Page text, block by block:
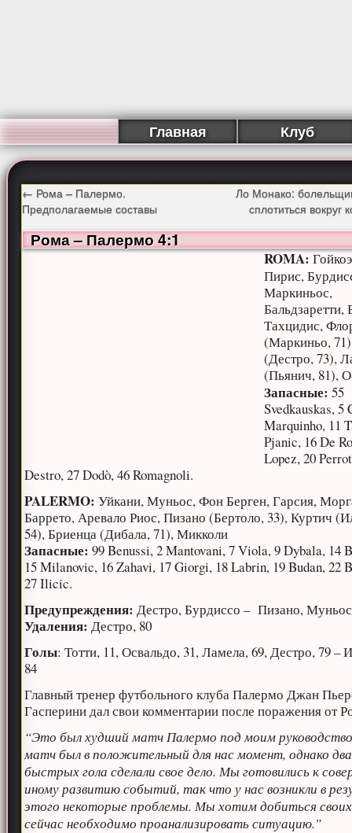
Главная Клуб
← Рома – Палермо.
Предполагаемые составы
Ло Монако:
сплотиться вокруг
Рома – Палермо 4:1
ROMA:
Пирис,
Маркиньос,
Бальдзаретти,
Тахцидис,
(Маркиньо,
(Дестро, 73),
(Пьянич, 81),
Запасные: 55
Svedkauskas, 5
Marquinho, 11
Pjanic, 16 De
Lopez, 20
Destro, 27 Dodò, 46 Romagnoli.
PALERMO: Уйкани, Муньос, Фон Берген, Гарсия,
Баррето, Аревало Риос, Пизано (Бертоло, 33), Куртич
54), Бриенца (Дибала, 71), Микколи
Запасные: 99 Benussi, 2 Mantovani, 7 Viola, 9 Dybala, 14
15 Milanovic, 16 Zahavi, 17 Giorgi, 18 Labrin, 19 Budan, 22
27 Ilicic.
Предупреждения: Дестро, Бурдиссо – Пизано, Муньос
Удаления: Дестро, 80
Голы: Тотти, 11, Освальдо, 31, Ламела, 69, Дестро, 79 –
84
Главный тренер футбольного клуба Палермо Джан
Гасперини дал свои комментарии после поражения от
“Это был худший матч Палермо под моим
матч был в положительный для нас момент, однако два
быстрых гола сделали свое дело. Мы готовились к
иному развитию событий, так что у нас возникли в
этого некоторые проблемы. Мы хотим добиться своих
сейчас необходимо проанализировать ситуацию.”